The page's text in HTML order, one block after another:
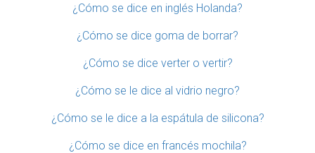
¿Cómo se dice en inglés Holanda?
¿Cómo se dice goma de borrar?
¿Cómo se dice verter o vertir?
¿Cómo se le dice al vidrio negro?
¿Cómo se le dice a la espátula de silicona?
¿Cómo se dice en francés mochila?